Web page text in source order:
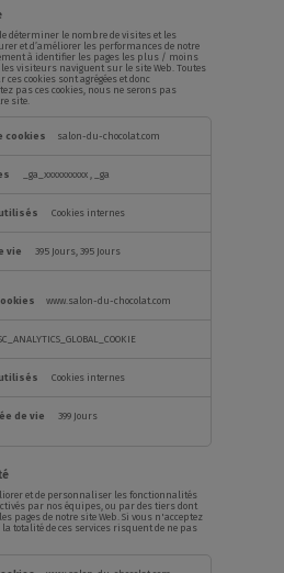
déterminer le nombre de visites et les
et d’améliorer les performances de notre
à identifier les pages les plus / moins
visiteurs naviguent sur le site Web. Toutes
cookies sont agrégées et donc
pas ces cookies, nous ne serons pas
site.
salon-du-chocolat.com
_ga_xxxxxxxxxx _ga
Cookies internes
395 Jours, 395 Jours
www.salon-du-chocolat.com
Cookies internes
399 Jours
et de personnaliser les fonctionnalités
par nos équipes, ou par des tiers dont
pages de notre site Web. Si vous n'acceptez
totalité de ces services risquent de ne pas